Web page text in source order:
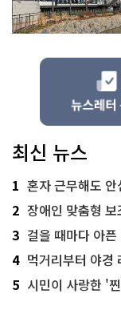
최신 뉴스
1 혼자 근무해도
2 장애인 맞춤형 보
3 걸을 때마다 아픈 '
4 먹거리부터 야경
5 시민이 사랑한 '찐